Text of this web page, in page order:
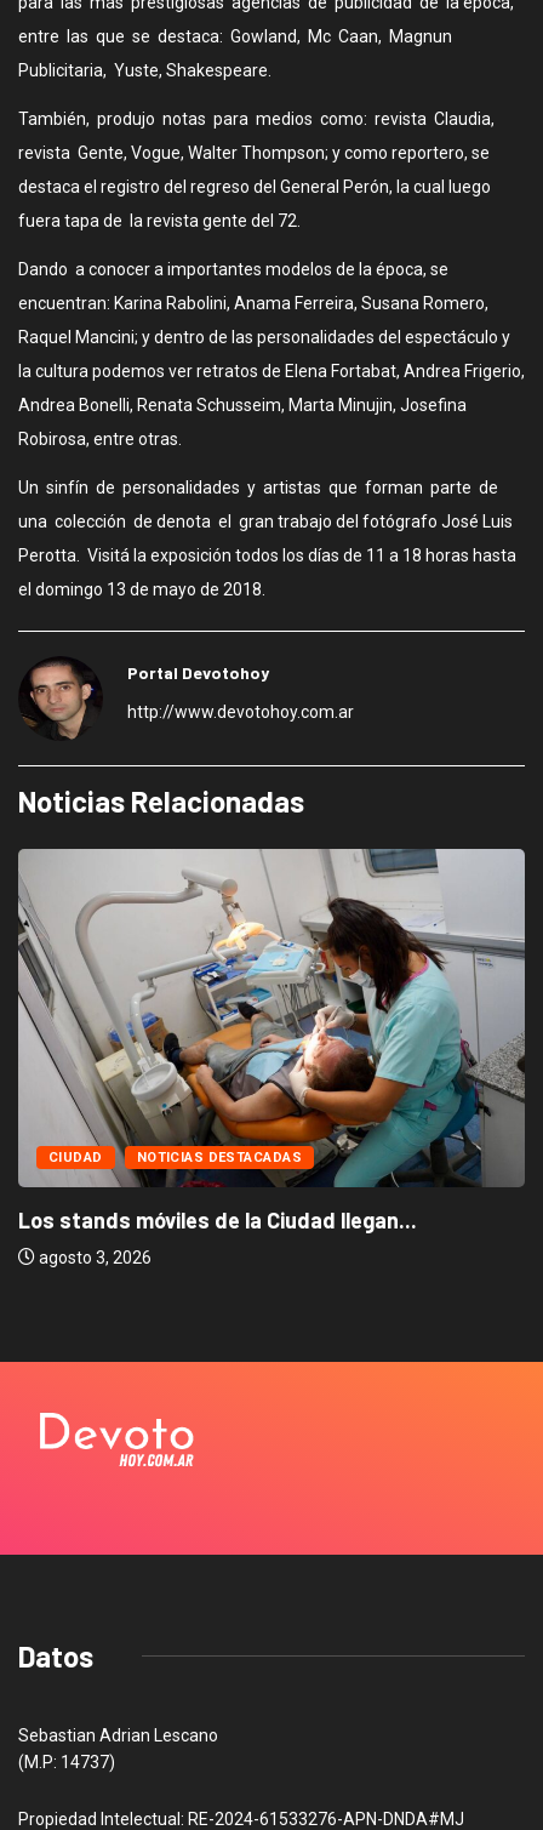
entre las que se destaca: Gowland, Mc Caan, Magnun
Publicitaria, Yuste, Shakespeare.
También, produjo notas para medios como: revista Claudia,
revista Gente, Vogue, Walter Thompson; y como reportero, se
destaca el registro del regreso del General Perón, la cual luego
fuera tapa de la revista gente del 72.
Dando a conocer a importantes modelos de la época, se
encuentran: Karina Rabolini, Anama Ferreira, Susana Romero,
Raquel Mancini; y dentro de las personalidades del espectáculo y
la cultura podemos ver retratos de Elena Fortabat, Andrea Frigerio,
Andrea Bonelli, Renata Schusseim, Marta Minujin, Josefina
Robirosa, entre otras.
Un sinfín de personalidades y artistas que forman parte de
una colección de denota el gran trabajo del fotógrafo José Luis
Perotta. Visitá la exposición todos los días de 11 a 18 horas hasta
el domingo 13 de mayo de 2018.
Portal Devotohoy
http://www.devotohoy.com.ar
Noticias Relacionadas
CIUDAD NOTICIAS DESTACADAS
Los stands móviles de la Ciudad llegan...
agosto 3, 2026
Datos
Sebastian Adrian Lescano
(M.P: 14737)
Propiedad Intelectual: RE-2024-61533276-APN-DNDA#MJ